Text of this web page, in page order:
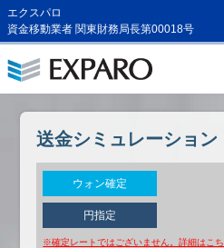
エクスパロ
資金移動業者 関東財務局長第00018号
送金シミュレーション
ウォン確定
円指定
※確定レートではございません。詳細は こ